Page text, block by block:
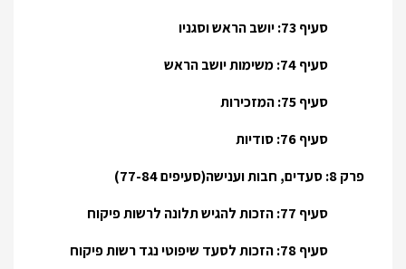
סעיף 73: יושב הראש וסגניו
סעיף 74: משימות יושב הראש
סעיף 75: המזכירות
סעיף 76: סודיות
פרק 8: סעדים, חבות וענישה(סעיפים 77-84)
סעיף 77: הזכות להגיש תלונה לרשות פיקוח
סעיף 78: הזכות לסעד שיפוטי נגד רשות פיקוח